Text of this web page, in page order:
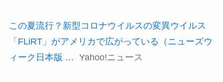
この夏流行？新型コロナウイルスの変異ウイルス
「FLiRT」がアメリカで広がっている（ニューズウ
ィーク日本版 … Yahoo!ニュース